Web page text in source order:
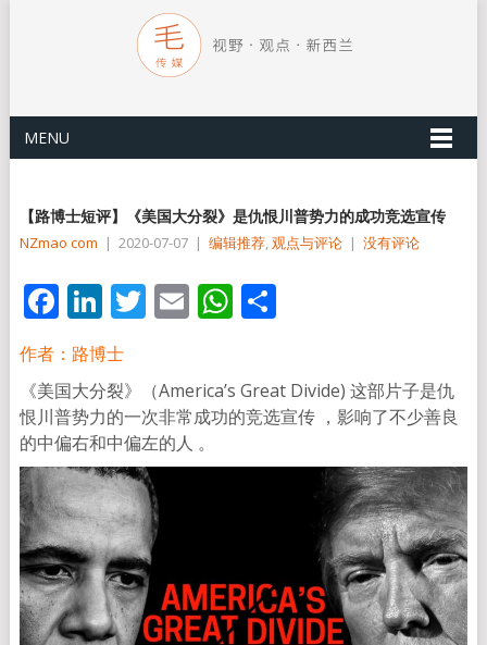
MENU
【路博士短评】《美国大分裂》是仇恨川普势力的成功竞选宣传
NZmao com | 2020-07-07 | 编辑推荐,观点与评论 | 没有评论
Facebook
LinkedIn
Twitter
EmailWhatsApp
分
作者：路博士
《美国大分裂》（America’s Great Divide) 这部片子是仇
恨川普势力的一次非常成功的竞选宣传 ，影响了不少善良
的中偏右和中偏左的人 。